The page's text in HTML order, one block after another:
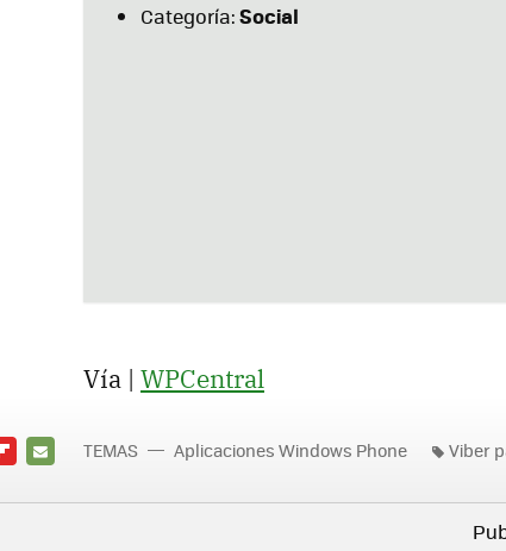
Categoría:Social
Vía | WPCentral
MAIL
TEMAS Aplicaciones Windows Phone Viber